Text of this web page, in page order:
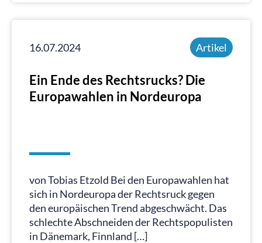
16.07.2024 Artikel
Ein Ende des Rechtsrucks? Die
Europawahlen in Nordeuropa
von Tobias Etzold Bei den Europawahlen hat
sich in Nordeuropa der Rechtsruck gegen
den europäischen Trend abgeschwächt. Das
schlechte Abschneiden der Rechtspopulisten
in Dänemark, Finnland […]